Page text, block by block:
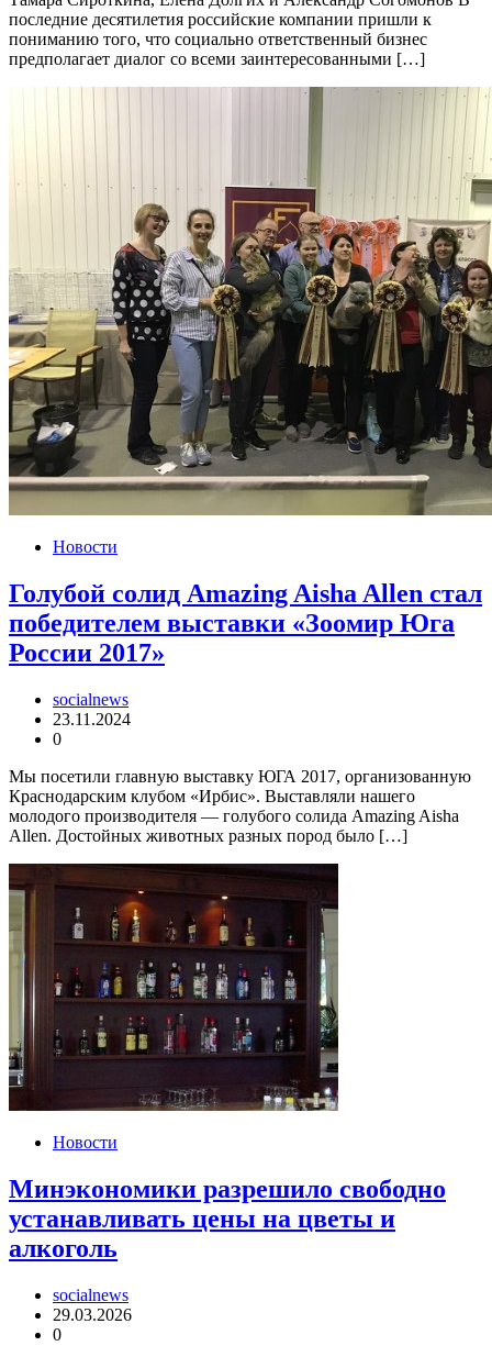
последние десятилетия российские компании пришли к
пониманию того, что социально ответственный бизнес
предполагает диалог со всеми заинтересованными […]
Новости
Голубой солид Amazing Aisha Allen стал
победителем выставки «Зоомир Юга
России 2017»
socialnews
23.11.2024
0
Мы посетили главную выставку ЮГА 2017, организованную
Краснодарским клубом «Ирбис». Выставляли нашего
молодого производителя — голубого солида Amazing Aisha
Allen. Достойных животных разных пород было […]
Новости
Минэкономики разрешило свободно
устанавливать цены на цветы и
алкоголь
socialnews
29.03.2026
0